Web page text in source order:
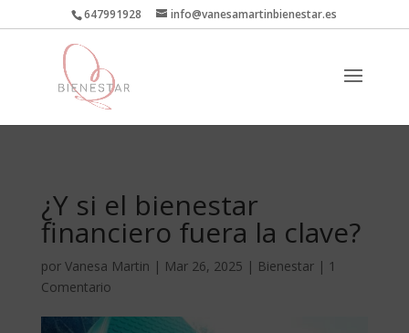
647991928 info@vanesamartinbienestar.es
¿Y si el bienestar
financiero fuera la clave?
por Vanesa Martin | Mar 26, 2025 | Bienestar| 1
Comentario